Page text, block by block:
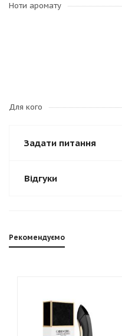
Ноти аромату
Для кого
Задати питання
Відгуки
Рекомендуємо